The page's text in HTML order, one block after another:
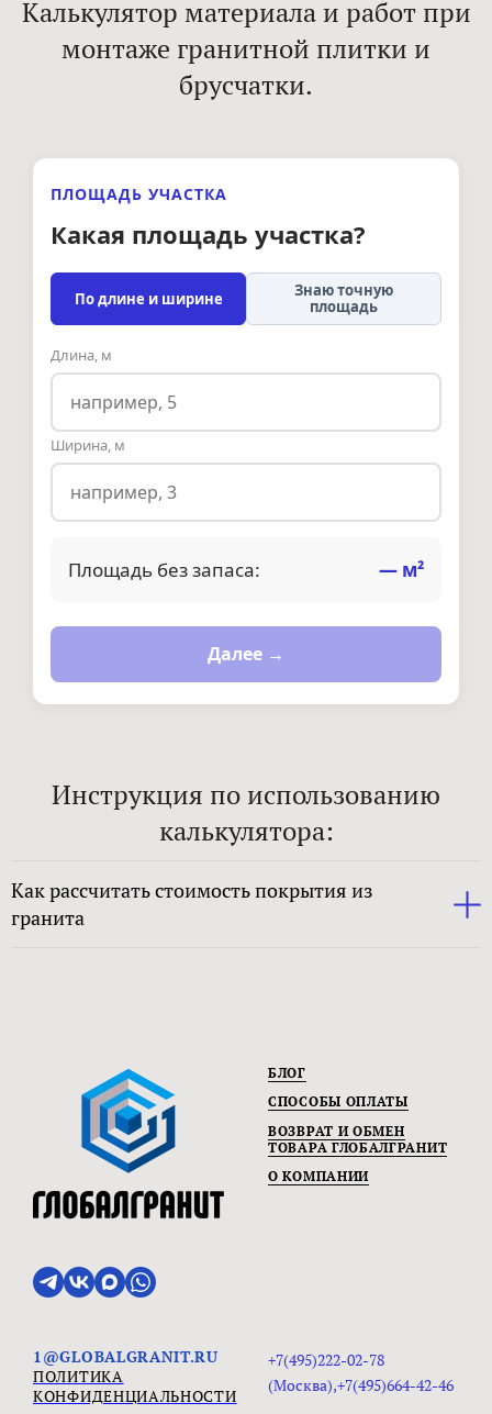
Калькулятор материала и работ при
монтаже гранитной плитки и
брусчатки.
ПЛОЩАДЬ УЧАСТКА
Какая площадь участка?
По длине и ширине
Знаю точную
площадь
Длина, м
Ширина, м
Площадь без запаса: — м²
Далее →
Инструкция по использованию
калькулятора:
Как рассчитать стоимость покрытия из
гранита
БЛОГ
СПОСОБЫ ОПЛАТЫ
ВОЗВРАТ И ОБМЕН
ТОВАРА ГЛОБАЛГРАНИТ
О КОМПАНИИ
1@GLOBALGRANIT.RU
ПОЛИТИКА
КОНФИДЕНЦИАЛЬНОСТИ
+7(495)222-02-78
(Москва),+7(495)664-42-46